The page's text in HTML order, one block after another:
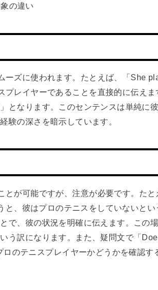
の違い
ーズに使われます。たとえば、「She
レイヤーであることを直接的に伝えま
となります。このセンテンスは単純に
験の深さを暗示しています。
が可能ですが、注意が必要です。たと
、彼はプロのテニスをしていないとい
で、彼の状況を明確に伝えます。この
う訳になります。また、疑問文で「
のテニスプレイヤーかどうかを確認す